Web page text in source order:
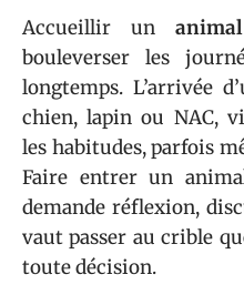
Accueillir un
bouleverser les
longtemps. L’arrivée
chien, lapin ou NAC,
les habitudes, parfois
Faire entrer un
demande réflexion,
vaut passer au crible
toute décision.